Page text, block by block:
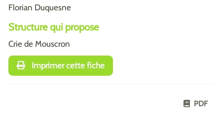
Florian Duquesne
Structure qui propose
Crie de Mouscron
Imprimer cette fiche
PDF